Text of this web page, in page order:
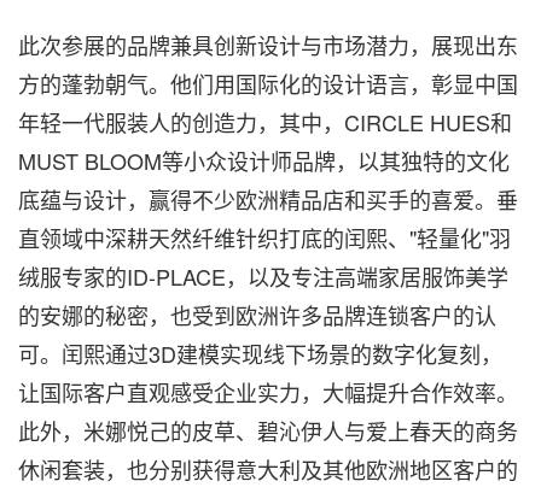
此次参展的品牌兼具创新设计与市场潜力，展现出东
方的蓬勃朝气。他们用国际化的设计语言，彰显中国
年轻一代服装人的创造力，其中，CIRCLE HUES和
MUST BLOOM等小众设计师品牌，以其独特的文化
底蕴与设计，赢得不少欧洲精品店和买手的喜爱。垂
直领域中深耕天然纤维针织打底的闰熙、"轻量化"羽
绒服专家的ID-PLACE，以及专注高端家居服饰美学
的安娜的秘密，也受到欧洲许多品牌连锁客户的认
可。闰熙通过3D建模实现线下场景的数字化复刻，
让国际客户直观感受企业实力，大幅提升合作效率。
此外，米娜悦己的皮草、碧沁伊人与爱上春天的商务
休闲套装，也分别获得意大利及其他欧洲地区客户的